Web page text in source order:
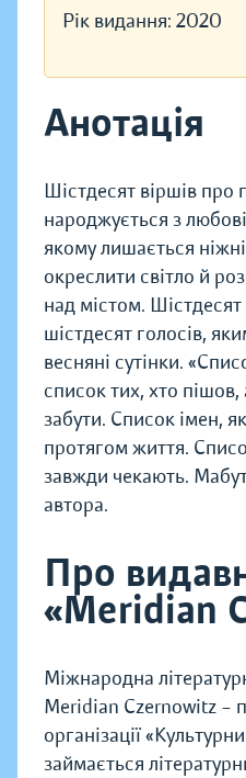
Рік видання: 2020
Анотація
Шістдесят віршів про
народжується з
якому лишається
окреслити світло й
над містом.
шістдесят голосів,
весняні сутінки.
список тих, хто
забути. Список імен,
протягом життя.
завжди чекають.
автора.
Про
«Meridian
Міжнародна
Meridian Czernowitz –
організації
займається